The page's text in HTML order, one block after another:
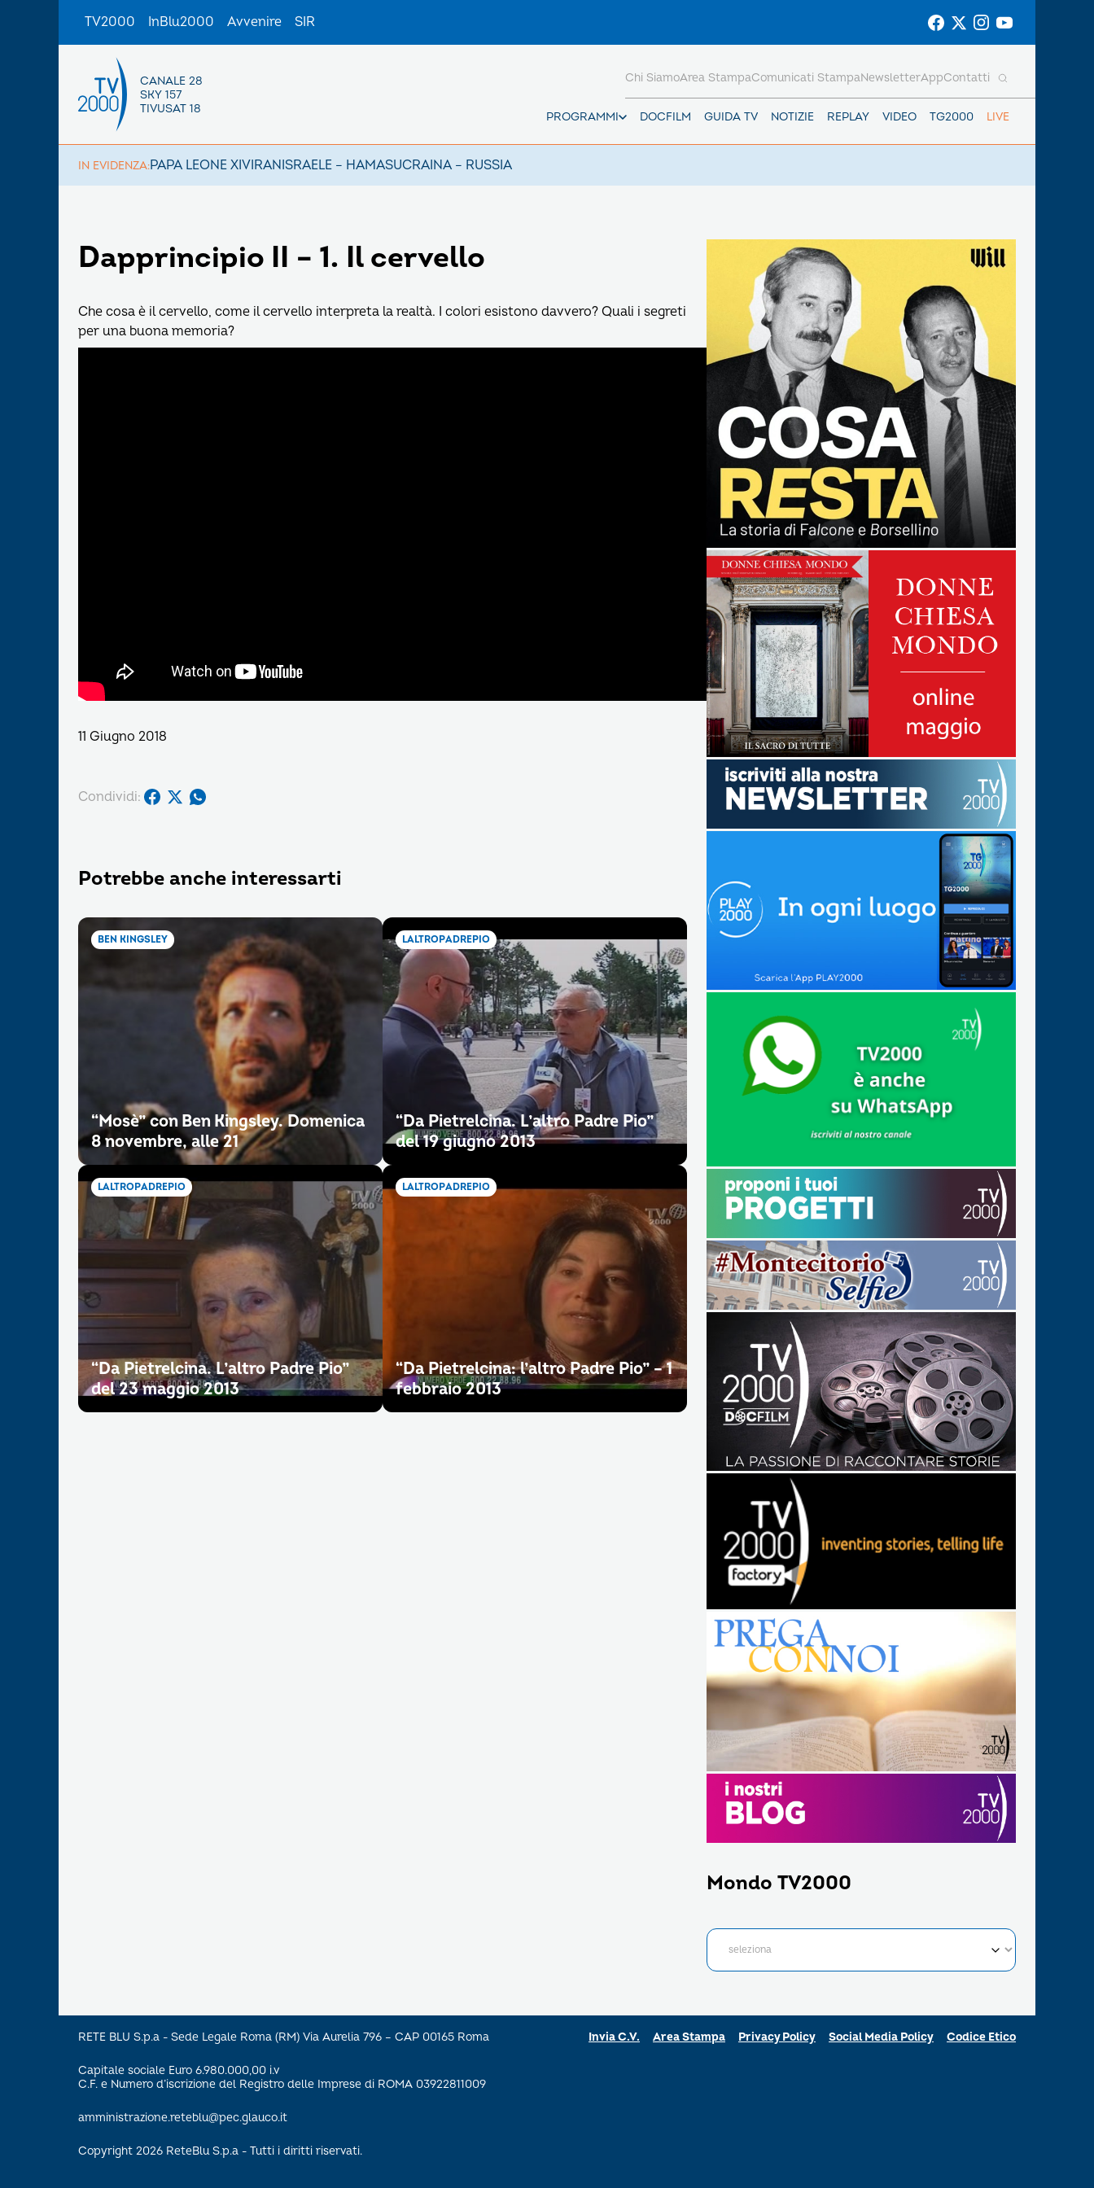
TV2000 InBlu2000 Avvenire SIR
CANALE 28
SKY 157
TIVUSAT 18
PROGRAMMI DOCFILM GUIDA TV NOTIZIE REPLAY VIDEO TG2000 LIVE
Chi SiamoArea StampaComunicati StampaNewsletterAppContatti
IN EVIDENZA:PAPA LEONE XIVIRANISRAELE – HAMASUCRAINA – RUSSIA
Dapprincipio II – 1. Il cervello
Che cosa è il cervello, come il cervello interpreta la realtà. I colori esistono davvero? Quali i segreti
per una buona memoria?
11 Giugno 2018
Condividi:
Potrebbe anche interessarti
BEN KINGSLEY
“Mosè” con Ben Kingsley. Domenica
8 novembre, alle 21
LALTROPADREPIO
“Da Pietrelcina. L’altro Padre Pio”
del 19 giugno 2013
LALTROPADREPIO
“Da Pietrelcina. L’altro Padre Pio”
del 23 maggio 2013
LALTROPADREPIO
“Da Pietrelcina: l’altro Padre Pio” – 1
febbraio 2013
Mondo TV2000
RETE BLU S.p.a - Sede Legale Roma (RM) Via Aurelia 796 – CAP 00165 Roma
Capitale sociale Euro 6.980.000,00 i.v
C.F. e Numero d’iscrizione del Registro delle Imprese di ROMA 03922811009
amministrazione.reteblu@pec.glauco.it
Copyright 2026 ReteBlu S.p.a - Tutti i diritti riservati.
Invia C.V. Area Stampa Privacy Policy Social Media Policy Codice Etico